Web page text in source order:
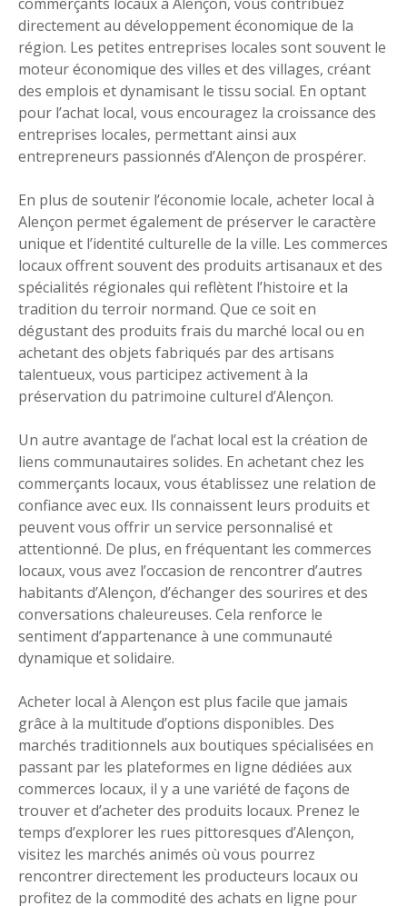
directement au développement économique de la
région. Les petites entreprises locales sont souvent le
moteur économique des villes et des villages, créant
des emplois et dynamisant le tissu social. En optant
pour l’achat local, vous encouragez la croissance des
entreprises locales, permettant ainsi aux
entrepreneurs passionnés d’Alençon de prospérer.
En plus de soutenir l’économie locale, acheter local à
Alençon permet également de préserver le caractère
unique et l’identité culturelle de la ville. Les commerces
locaux offrent souvent des produits artisanaux et des
spécialités régionales qui reflètent l’histoire et la
tradition du terroir normand. Que ce soit en
dégustant des produits frais du marché local ou en
achetant des objets fabriqués par des artisans
talentueux, vous participez activement à la
préservation du patrimoine culturel d’Alençon.
Un autre avantage de l’achat local est la création de
liens communautaires solides. En achetant chez les
commerçants locaux, vous établissez une relation de
confiance avec eux. Ils connaissent leurs produits et
peuvent vous offrir un service personnalisé et
attentionné. De plus, en fréquentant les commerces
locaux, vous avez l’occasion de rencontrer d’autres
habitants d’Alençon, d’échanger des sourires et des
conversations chaleureuses. Cela renforce le
sentiment d’appartenance à une communauté
dynamique et solidaire.
Acheter local à Alençon est plus facile que jamais
grâce à la multitude d’options disponibles. Des
marchés traditionnels aux boutiques spécialisées en
passant par les plateformes en ligne dédiées aux
commerces locaux, il y a une variété de façons de
trouver et d’acheter des produits locaux. Prenez le
temps d’explorer les rues pittoresques d’Alençon,
visitez les marchés animés où vous pourrez
rencontrer directement les producteurs locaux ou
profitez de la commodité des achats en ligne pour